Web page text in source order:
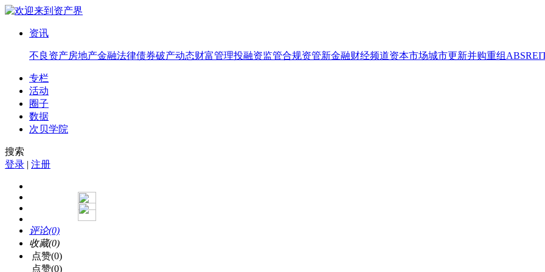
资讯
不良资产房地产金融法律债券破产动态财富管理投融资监管合规资管新金融财经频道资本市场城市更新并购重组 ABS
专栏
活动
圈子
数据
次贝学院
搜索
登录 | 注册
评论(0)
收藏(0)
点赞(0)
点赞(0)